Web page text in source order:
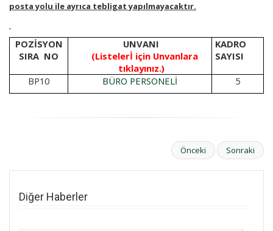
posta yolu ile ayrıca tebligat yapılmayacaktır.
POZİSYON
SIRA NO
UNVANI
(Listelerİ için Unvanlara
tıklayınız.)
KADRO
SAYISI
BP10 BÜRO PERSONELİ 5
Önceki Sonraki
Diğer Haberler